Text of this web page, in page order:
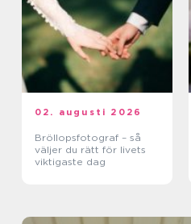
02. augusti 2026
Bröllopsfotograf – så
väljer du rätt för livets
viktigaste dag